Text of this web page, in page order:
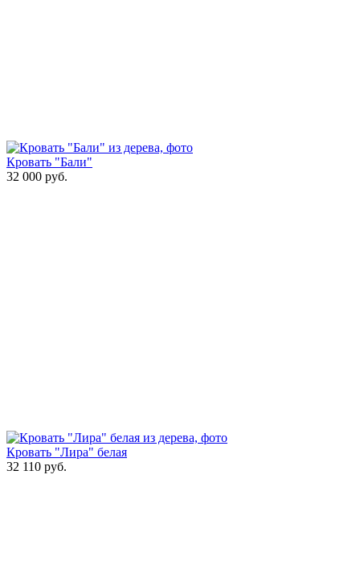
Кровать "Бали"
32 000 руб.
Кровать "Лира" белая
32 110 руб.